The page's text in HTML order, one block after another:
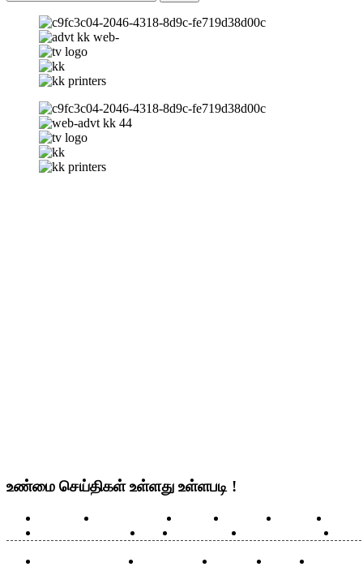
உண்மை செய்திகள் உள்ளது உள்ளபடி !
செய்திகள் உலக செய்திகள் இந்தியா தமிழ்நாடு மண்டலம்
எதிரொலி செய்திகள்
மீம்ஸ் ஆரோக்கியம் சாதனையாளா்கள்
மண்டல செய்திகள் : கோயம்புத்தூர் சென்னை திருச்சி